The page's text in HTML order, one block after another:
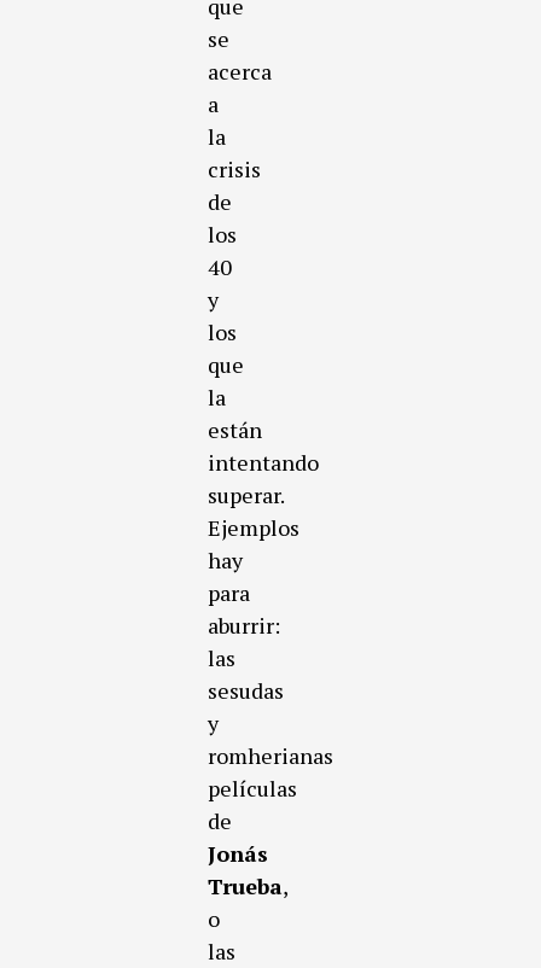
que
se
acerca
a
la
crisis
de
los
40
y
los
que
la
están
intentando
superar.
Ejemplos
hay
para
aburrir:
las
sesudas
y
romherianas
películas
de
Jonás
Trueba,
o
las